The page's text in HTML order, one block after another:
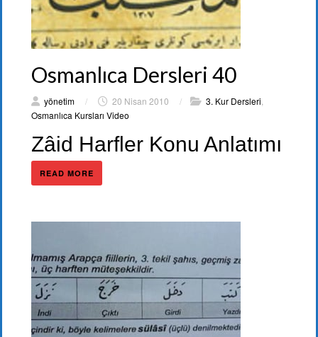
Osmanlıca Dersleri 40
yönetim / 20 Nisan 2010 / 3. Kur Dersleri
Osmanlıca Kursları Video
Zâid Harfler Konu Anlatımı
READ MORE